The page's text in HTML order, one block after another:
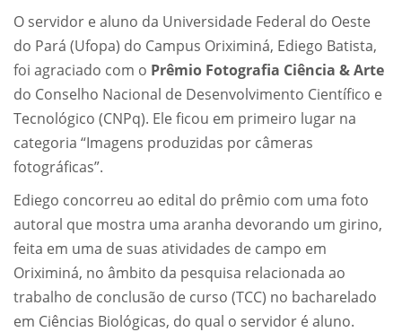
O servidor e aluno da Universidade Federal do Oeste
do Pará (Ufopa) do Campus Oriximiná, Ediego Batista,
foi agraciado com o Prêmio Fotografia Ciência & Arte
do Conselho Nacional de Desenvolvimento Científico e
Tecnológico (CNPq). Ele ficou em primeiro lugar na
categoria “Imagens produzidas por câmeras
fotográficas”.
Ediego concorreu ao edital do prêmio com uma foto
autoral que mostra uma aranha devorando um girino,
feita em uma de suas atividades de campo em
Oriximiná, no âmbito da pesquisa relacionada ao
trabalho de conclusão de curso (TCC) no bacharelado
em Ciências Biológicas, do qual o servidor é aluno.